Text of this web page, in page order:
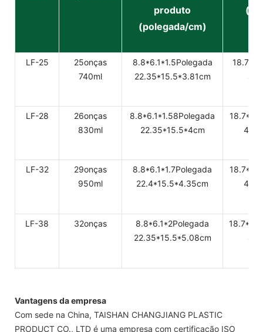
produto
(polegada/cm)
LF-25
25onças
740ml
8.8*6.1*1.5Polegada
22.35*15.5*3.81cm
LF-28
26onças
830ml
8.8*6.1*1.58Polegada
22.35*15.5*4cm
LF-32
29onças
950ml
8.8*6.1*1.7Polegada
22.4*15.5*4.35cm
LF-38 32onças
8.8*6.1*2Polegada
22.35*15.5*5.08cm
Vantagens da empresa
Com sede na China, TAISHAN CHANGJIANG PLASTIC
PRODUCT CO., LTD é uma empresa com certificação ISO